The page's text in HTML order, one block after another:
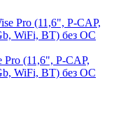
Pro (11,6", P-CAP,
WiFi, BT) без ОС